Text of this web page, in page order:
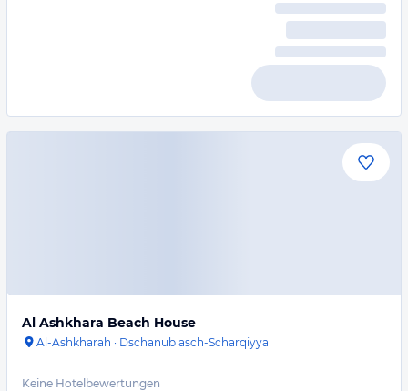
Al Ashkhara Beach House
Al-Ashkharah · Dschanub asch-Scharqiyya
Keine Hotelbewertungen